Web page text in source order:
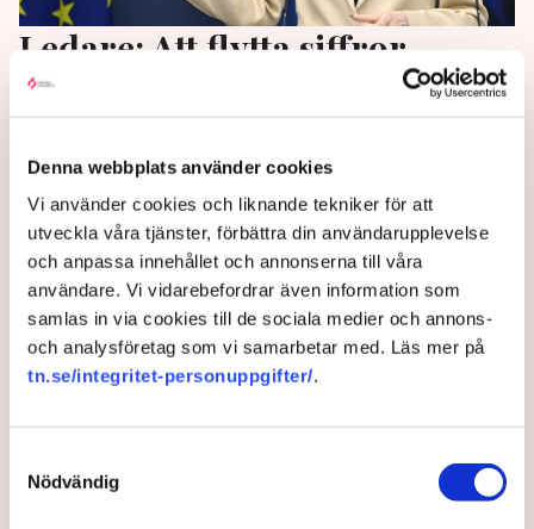
Denna webbplats använder cookies
Vi använder cookies och liknande tekniker för att
utveckla våra tjänster, förbättra din användarupplevelse
och anpassa innehållet och annonserna till våra
användare. Vi vidarebefordrar även information som
samlas in via cookies till de sociala medier och annons-
och analysföretag som vi samarbetar med. Läs mer på
tn.se/integritet-personuppgifter/.
Nödvändig
Ledare: Att flytta siffror
räddar ingen välfärd
som inte redan nu utlovar stora höjningar av de
statliga bidragen, skriver Peter Wennblad på SvD:s
ledarsida.
3 years ago | Av: Redaktionen